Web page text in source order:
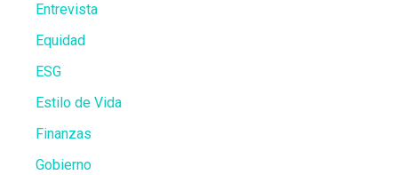
Entrevista
Equidad
ESG
Estilo de Vida
Finanzas
Gobierno